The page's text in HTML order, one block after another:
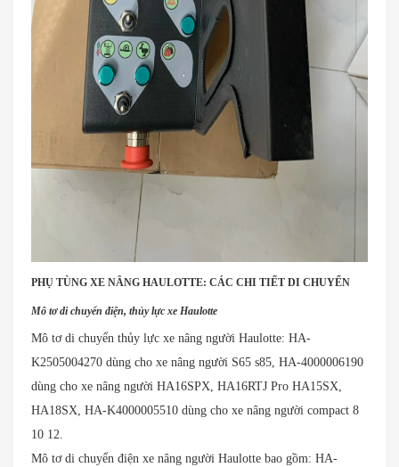
PHỤ TÙNG XE NÂNG HAULOTTE: CÁC CHI TIẾT DI CHUYỂN
Mô tơ di chuyển điện, thủy lực xe Haulotte
Mô tơ di chuyển thủy lực xe nâng người Haulotte: HA-
K2505004270 dùng cho xe nâng người S65 s85, HA-4000006190
dùng cho xe nâng người HA16SPX, HA16RTJ Pro HA15SX,
HA18SX, HA-K4000005510 dùng cho xe nâng người compact 8
10 12.
Mô tơ di chuyển điện xe nâng người Haulotte bao gồm: HA-